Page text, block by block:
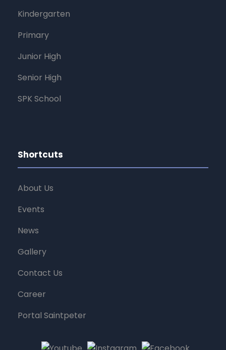
Kindergarten
Primary
Junior High
Senior High
SPK School
Shortcuts
About Us
Events
News
Gallery
Contact Us
Career
Portal Saintpeter